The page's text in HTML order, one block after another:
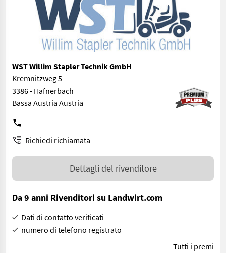
WST Willim Stapler Technik GmbH
Kremnitzweg 5
3386 - Hafnerbach
Bassa Austria Austria
Richiedi richiamata
Dettagli del rivenditore
Da 9 anni Rivenditori su Landwirt.com
Dati di contatto verificati
numero di telefono registrato
Tutti i premi